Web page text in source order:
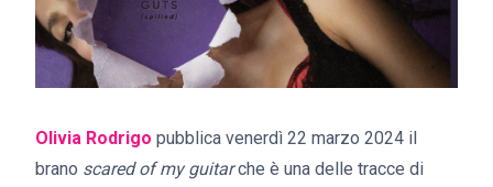
Olivia Rodrigo pubblica venerdì 22 marzo 2024 il
brano ​scared of my guitarche è una delle tracce di